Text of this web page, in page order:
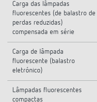
Carga das lâmpadas
fluorescentes (de balastro de
perdas reduzidas)
compensada em série
Carga de lâmpada
fluorescente (balastro
eletrónico)
Lâmpadas fluorescentes
compactas